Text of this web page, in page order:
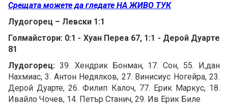
Срещата можете да гледате НА ЖИВО ТУК
Лудогорец – Левски 1:1
Голмайстори: 0:1 - Хуан Переа 67, 1:1 - Дерой Дуарте
81
Лудогорец: 39. Хендрик Бонман, 17. Сон, 55. И,дан
Нахмиас, 3. Антон Недялков, 27. Винисиус Ногейра, 23.
Дерой Дуарте, 26. Филип Калоч, 77. Ерик Маркус, 18.
Ивайло Чочев, 14. Петър Станич, 29. Ив Ерик Биле